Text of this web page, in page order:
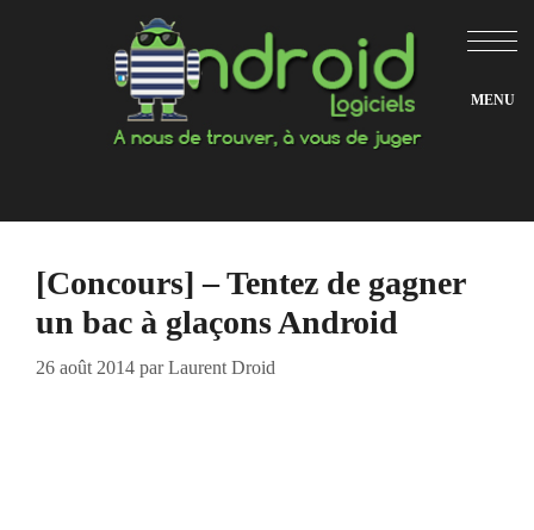
[Concours] – Tentez de gagner
un bac à glaçons Android
26 août 2014 parLaurent Droid